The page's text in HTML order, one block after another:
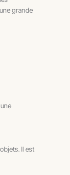
grande
Il est